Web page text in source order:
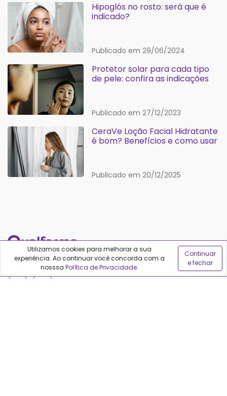
Hipoglós no rosto: será que é
indicado?
Publicado em 29/06/2024
Protetor solar para cada tipo
de pele: confira as indicações
Publicado em 27/12/2023
CeraVe Loção Facial Hidratante
é bom? Benefícios e como usar
Publicado em 20/12/2025
REDES SOCIAIS
Utilizamos cookies para melhorar a sua
experiência. Ao continuar você concorda com a
nosssa Política de Privacidade.
Continuar
e fechar